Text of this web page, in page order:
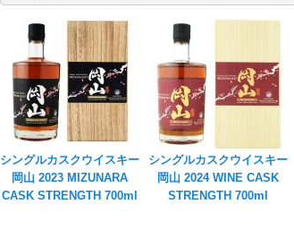
シングルカスクウイスキー
岡山 2023 MIZUNARA
CASK STRENGTH 700ml
シングルカスクウイスキー
岡山 2024 WINE CASK
STRENGTH 700ml